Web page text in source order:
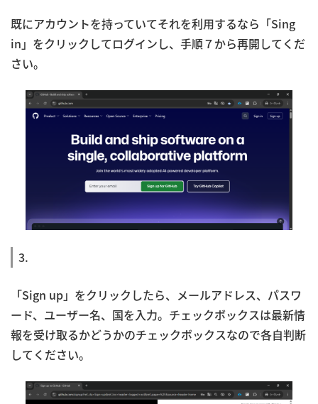
既にアカウントを持っていてそれを利用するなら「Sing
in」をクリックしてログインし、手順７から再開してくだ
さい。
3.
「Sign up」をクリックしたら、メールアドレス、パスワ
ード、ユーザー名、国を入力。チェックボックスは最新情
報を受け取るかどうかのチェックボックスなので各自判断
してください。